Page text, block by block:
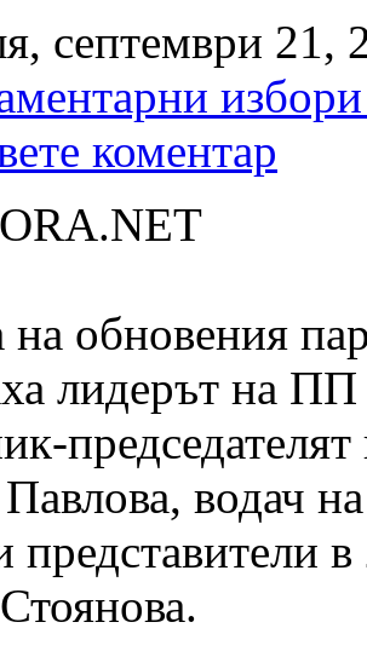
септември 21,
коментар
на обновения
лидерът на
водач
представители